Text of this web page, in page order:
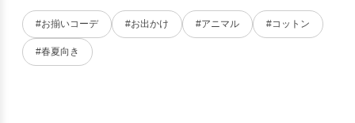
#お揃いコーデ #お出かけ #アニマル #コットン
#春夏向き